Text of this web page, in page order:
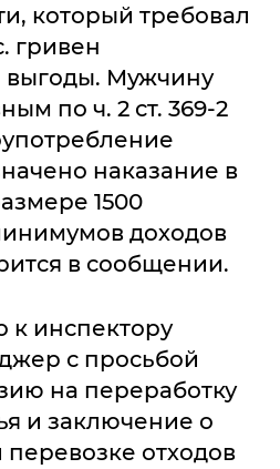
который требовал
гривен
Мужчину
по ч. 2 ст. 369-2
наказание в
1500
доходов
в сообщении.
к инспектору
с просьбой
на переработку
и заключение о
отходов